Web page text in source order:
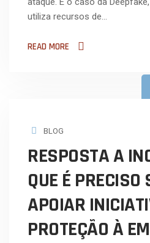
utiliza recursos de…
READ MORE
BLOG
RESPOSTA A
QUE É
APOIAR
PROTEÇÃO À